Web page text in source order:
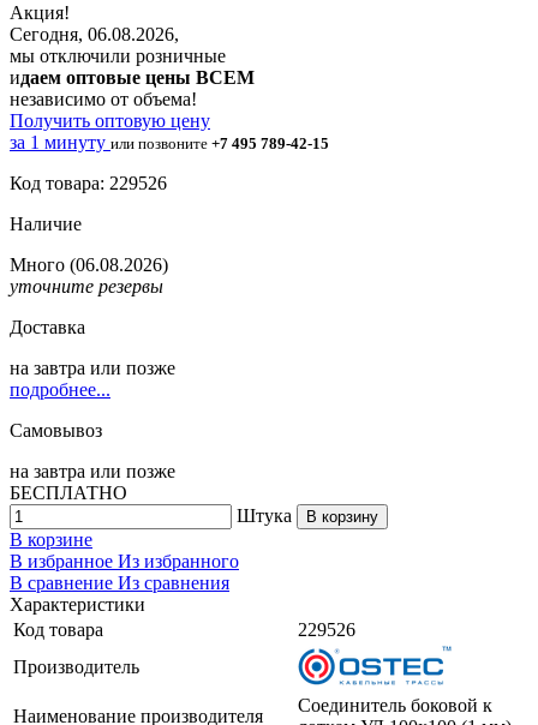
Акция!
Сегодня, 06.08.2026,
мы отключили розничные
идаем оптовые цены ВСЕМ
независимо от объема!
Получить оптовую цену
за 1 минуту или позвоните +7 495 789-42-15
Код товара: 229526
Наличие
Много (06.08.2026)
уточните резервы
Доставка
на завтра или позже
подробнее...
Самовывоз
на завтра или позже
БЕСПЛАТНО
Штука
В корзину
В корзине
В избранное Из избранного
В сравнение Из сравнения
Характеристики
Код товара
229526
Производитель
Наименование производителя
Соединитель боковой к